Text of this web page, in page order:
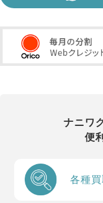
ナニワ
便
各種